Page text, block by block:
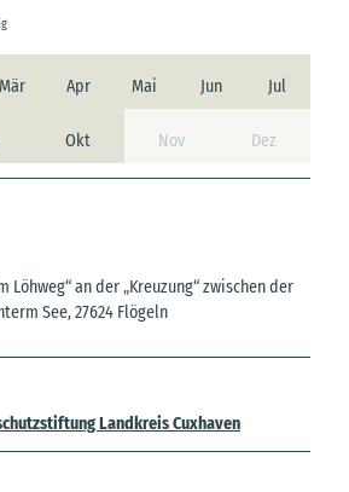
Mär Apr Mai Jun Jul
Okt Nov Dez
Löhweg“ an der „Kreuzung“ zwischen der
See, 27624 Flögeln
Landkreis Cuxhaven